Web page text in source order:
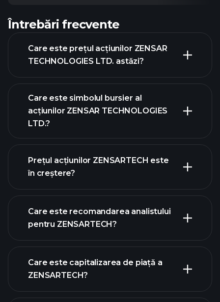
Întrebări frecvente
Care este prețul acțiunilor ZENSAR
TECHNOLOGIES LTD. astăzi?
graficul avansat
Care este simbolul bursier al
acțiunilor ZENSAR TECHNOLOGIES
LTD.?
Prețul acțiunilor ZENSARTECH este
în creștere?
graficul ZENSARTECH
Care este recomandarea analistului
pentru ZENSARTECH?
Care este capitalizarea de piață a
ZENSARTECH?